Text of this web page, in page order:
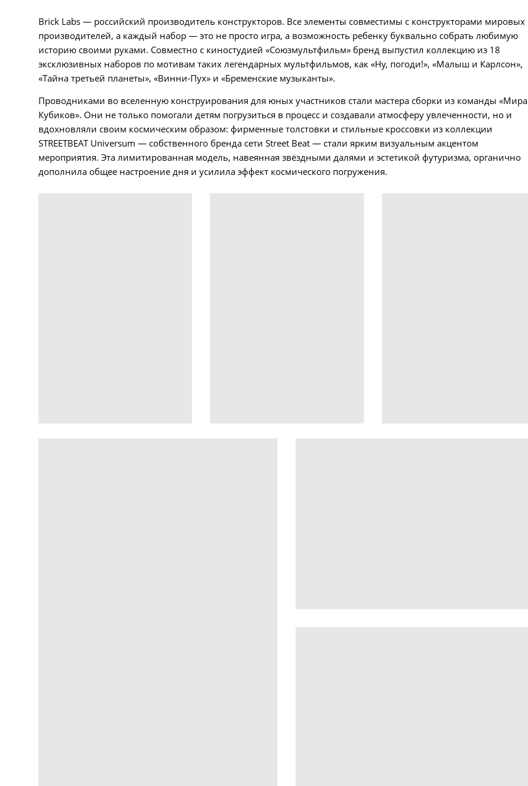
Brick Labs — российский производитель конструкторов. Все элементы совместимы с конструкторами мировых
производителей, а каждый набор — это не просто игра, а возможность ребенку буквально собрать любимую
историю своими руками. Совместно с киностудией «Союзмультфильм» бренд выпустил коллекцию из 18
эксклюзивных наборов по мотивам таких легендарных мультфильмов, как «Ну, погоди!», «Малыш и Карлсон»,
«Тайна третьей планеты», «Винни-Пух» и «Бременские музыканты».
Проводниками во вселенную конструирования для юных участников стали мастера сборки из команды «Мира
Кубиков». Они не только помогали детям погрузиться в процесс и создавали атмосферу увлеченности, но и
вдохновляли своим космическим образом: фирменные толстовки и стильные кроссовки из коллекции
STREETBEAT Universum — собственного бренда сети Street Beat — стали ярким визуальным акцентом
мероприятия. Эта лимитированная модель, навеянная звёздными далями и эстетикой футуризма, органично
дополнила общее настроение дня и усилила эффект космического погружения.